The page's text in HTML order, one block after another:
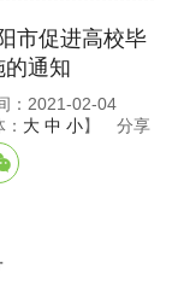
市促进高校毕
的通知
：2021-02-04
大 中 小】 分享